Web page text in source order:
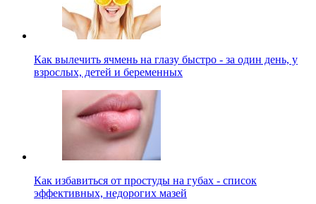
Как вылечить ячмень на глазу быстро - за один день, у
взрослых, детей и беременных
Как избавиться от простуды на губах - список
эффективных, недорогих мазей